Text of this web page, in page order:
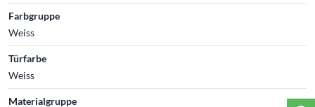
Farbgruppe
Weiss
Türfarbe
Weiss
Materialgruppe